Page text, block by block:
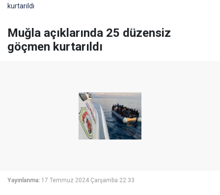
kurtarıldı
Muğla açıklarında 25 düzensiz
göçmen kurtarıldı
Yayınlanma: 17 Temmuz 2024 Çarşamba 22:33